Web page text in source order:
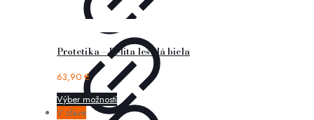
Protetika – Belita lesklá biela
63,90 €
Výber možností
V zľave